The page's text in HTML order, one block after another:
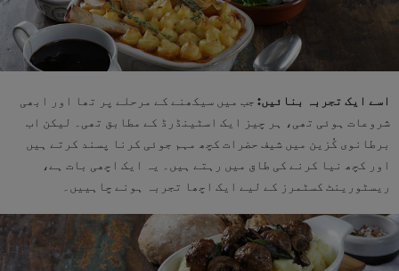
اسے ایک تجربہ بنائیں: جب میں سیکھنے کے مرحلے پر تھا اور ابھی
شروعات ہوئی تھی، ہر چیز ایک اسٹینڈرڈ کے مطابق تھی۔ لیکن اب
برطانوی کُزین میں شیف حضرات کچھ مہم جوئی کرنا پسند کرتے ہیں
اور کچھ نیا کرنے کی طاق میں رہتے ہیں۔ یہ ایک اچھی بات ہے،
ریسٹورینٹ کسٹمرز کے لیے ایک اچھا تجربہ ہونے چاہییں۔